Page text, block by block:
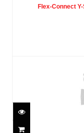
Flex-Connect